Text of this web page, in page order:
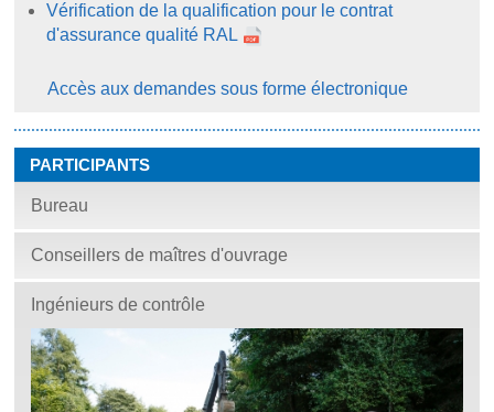
Vérification de la qualification pour le contrat
d'assurance qualité RAL
Accès aux demandes sous forme électronique
PARTICIPANTS
Bureau
Conseillers de maîtres d'ouvrage
Ingénieurs de contrôle